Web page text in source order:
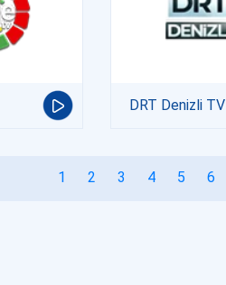
DRT Denizli TV
1 2 3 4 5 6